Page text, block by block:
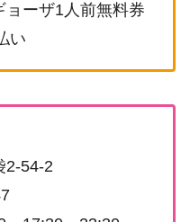
ョーザ1人前無料券
い
2-54-2